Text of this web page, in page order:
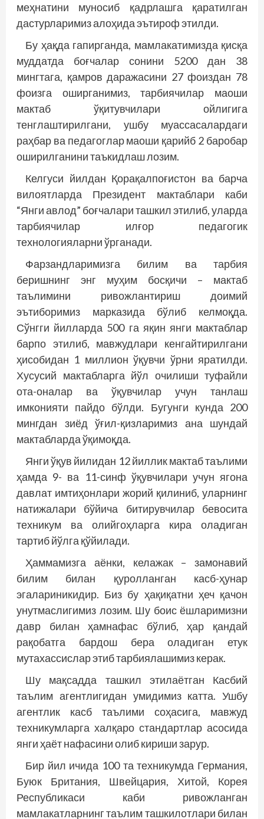
меҳнатини муносиб қадрлашга қаратилган
дастурларимиз алоҳида эътироф этилди.
Бу ҳақда гапирганда, мамлакатимизда қисқа
муддатда боғчалар сонини 5200 дан 38
мингтага, қамров даражасини 27 фоиздан 78
фоизга оширганимиз, тарбиячилар маоши
мактаб ўқитувчилари ойлигига
тенглаштирилгани, ушбу муассасалардаги
раҳбар ва педагоглар маоши қарийб 2 баробар
оширилганини таъкидлаш лозим.
Келгуси йилдан Қорақалпоғистон ва барча
вилоятларда Президент мактаблари каби
“Янги авлод” боғчалари ташкил этилиб, уларда
тарбиячилар илғор педагогик
технологияларни ўрганади.
Фарзандларимизга билим ва тарбия
беришнинг энг муҳим босқичи – мактаб
таълимини ривожлантириш доимий
эътиборимиз марказида бўлиб келмоқда.
Сўнгги йилларда 500 га яқин янги мактаблар
барпо этилиб, мавжудлари кенгайтирилгани
ҳисобидан 1 миллион ўқувчи ўрни яратилди.
Хусусий мактабларга йўл очилиши туфайли
ота-оналар ва ўқувчилар учун танлаш
имконияти пайдо бўлди. Бугунги кунда 200
мингдан зиёд ўғил-қизларимиз ана шундай
мактабларда ўқимоқда.
Янги ўқув йилидан 12 йиллик мактаб таълими
ҳамда 9- ва 11-синф ўқувчилари учун ягона
давлат имтиҳонлари жорий қилиниб, уларнинг
натижалари бўйича битирувчилар бевосита
техникум ва олийгоҳларга кира оладиган
тартиб йўлга қўйилади.
Ҳаммамизга аёнки, келажак – замонавий
билим билан қуролланган касб-ҳунар
эгалариникидир. Биз бу ҳақиқатни ҳеч қачон
унутмаслигимиз лозим. Шу боис ёшларимизни
давр билан ҳамнафас бўлиб, ҳар қандай
рақобатга бардош бера оладиган етук
мутахассислар этиб тарбиялашимиз керак.
Шу мақсадда ташкил этилаётган Касбий
таълим агентлигидан умидимиз катта. Ушбу
агентлик касб таълими соҳасига, мавжуд
техникумларга халқаро стандартлар асосида
янги ҳаёт нафасини олиб кириши зарур.
Бир йил ичида 100 та техникумда Германия,
Буюк Британия, Швейцария, Хитой, Корея
Республикаси каби ривожланган
мамлакатларнинг таълим ташкилотлари билан